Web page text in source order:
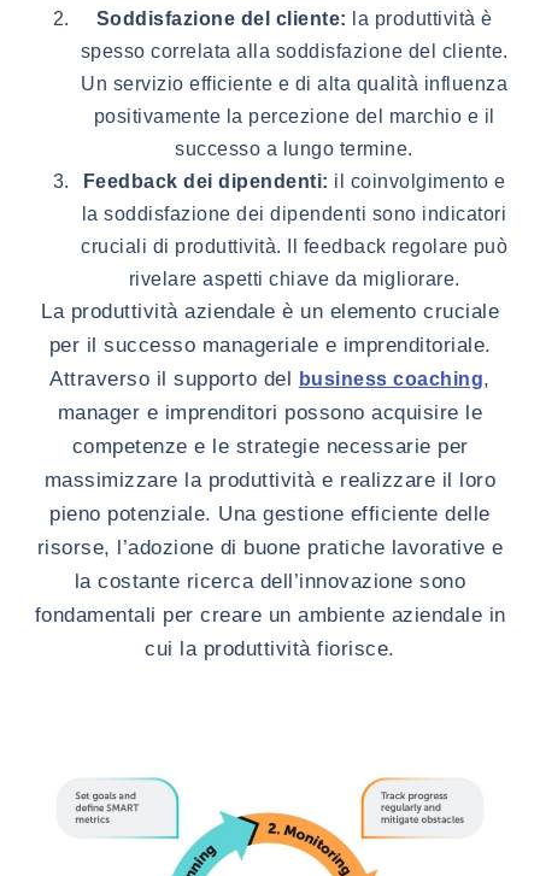
Soddisfazione del cliente: la produttività è
spesso correlata alla soddisfazione del cliente.
Un servizio efficiente e di alta qualità influenza
positivamente la percezione del marchio e il
successo a lungo termine.
Feedback dei dipendenti: il coinvolgimento e
la soddisfazione dei dipendenti sono indicatori
cruciali di produttività. Il feedback regolare può
rivelare aspetti chiave da migliorare.
La produttività aziendale è un elemento cruciale
per il successo manageriale e imprenditoriale.
Attraverso il supporto del business coaching,
manager e imprenditori possono acquisire le
competenze e le strategie necessarie per
massimizzare la produttività e realizzare il loro
pieno potenziale. Una gestione efficiente delle
risorse, l’adozione di buone pratiche lavorative e
la costante ricerca dell’innovazione sono
fondamentali per creare un ambiente aziendale in
cui la produttività fiorisce.